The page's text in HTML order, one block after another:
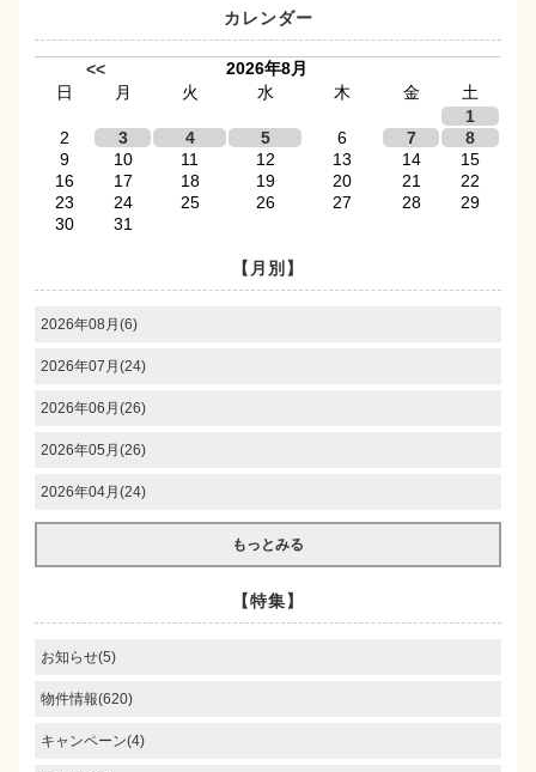
カレンダー
<<
2026年8月
日
月 火 水 木 金
土
1
2
3 4 5 6 7
8
9
10 11 12 13 14
15
16
17 18 19 20 21
22
23
24 25 26 27 28
29
30
31
【月別】
2026年08月(6)
2026年07月(24)
2026年06月(26)
2026年05月(26)
2026年04月(24)
もっとみる
【特集】
お知らせ(5)
物件情報(620)
キャンペーン(4)